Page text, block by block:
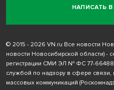
НАПИСАТЬ
© 2015 - 2026 VN.ru Все новости
новости Новосибирской области) -
регистрации СМИ ЭЛ № ФС 77-66488
службой по надзору в сфере
массовых коммуникаций